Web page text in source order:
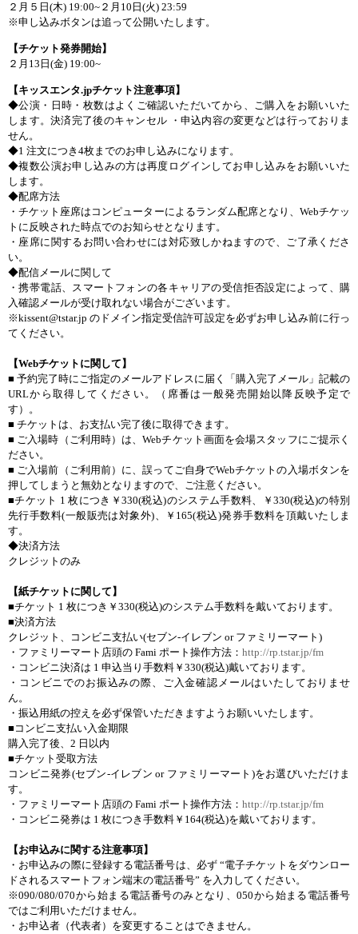
２ 月 ５ 日 (木) 19:00~ ２ 月 10 日 (火) 23:59
※申 し込みボタンは追 って公開 いたします。
【チケット発券開始】
２ 月 13 日 (金) 19:00~
【キッスエンタ.jpチケット注意事項】
◆公演 ・ 日時 ・ 枚数はよくご確認いただいてから、ご購入 をお願いいた
します。決済完了後のキャンセル ・ 申込内容の変更などは行っておりま
せん。
◆1 注文につき 4枚までのお申 し込みになります。
◆複数公演お申 し込みの方は再度 ログインしてお申 し込みをお願いいた
します。
◆配席方法
・チケット 座席はコンピュ ータ ーによるランダム配席となり、Webチケッ
トに反映された時点でのお知 らせとなります。
・ 座席に 関するお問 い合わせには対応致しかねますので、ご了承 くださ
い。
◆配信メ ールに関 して
・携帯電話、スマー トフォンの各キャリアの受信拒否設定によって、購
入確認メ ールが受け取れない場合がございます。
※kissent@tstar.jpのドメイン指定受信許可設定を必ずお申 し込み前に行っ
てください。
【Webチケットに関 して 】
■ 予約完了時にご指定のメ ールアドレスに届 く「 購入完了 メ ール」 記載の
URLから取得 してください。（ 席番 は 一般発売 開始以降反映予定で
す） 。
■ チケットは、お支払い完了後に取得できます。
■ ご入場時 （ご利用時）は、Webチケット 画面を会場スタッフにご提示 く
ださい。
■ ご入場前 （ご利用前）に、誤ってご自身でWebチケットの 入場ボタンを
押 してしまうと 無効 となりますので、ご注意 ください。
■チケット 1枚につき￥330(税込)のシステム手数料、￥ 330(税込)の特別
先行手数料(一般販売は対象外)、￥ 165(税込)発券手数料を頂戴いたしま
す。
◆決済方法
クレジットのみ
【紙チケットに関 して 】
■チケット 1 枚につき￥ 330(税込)のシステム手数料を戴いております。
■決済方法
クレジット、コンビニ支払い(セブン-イレブン or ファミリ ーマー ト )
・ ファミリ ーマー ト 店頭の Fami ポー ト 操作方法 ： http://rp.tstar.jp/fm
・ コンビニ決済は 1 申込当 り 手数料 ￥ 330(税込)戴いております。
・ コンビニでのお振込みの際、ご 入金確認 メ ー ルはいたしておりませ
ん。
・ 振込用紙の控えを必ず保管いただきますようお願いいたします。
■コンビニ支払い入金期限
購入完了後、 2 日以内
■チケット 受取方法
コンビニ発券(セブン-イレブン or ファミリ ーマー ト )をお選びいただけま
す。
・ ファミリ ーマー ト 店頭の Fami ポー ト 操作方法 ： http://rp.tstar.jp/fm
・ コンビニ発券は 1 枚につき 手数料 ￥ 164(税込)を戴いております。
【お申込みに関する注意事項】
・ お申込みの際に登録する電話番号は、 必ず “電子チケットをダウンロ ー
ドされるスマー トフォン端末の電話番号” を 入力 してください。
※090/080/070から 始まる電話番号のみとなり、050から 始まる 電話番号
ではご利用 いただけません。
・ お申込者 （代表者）を変更することはできません。